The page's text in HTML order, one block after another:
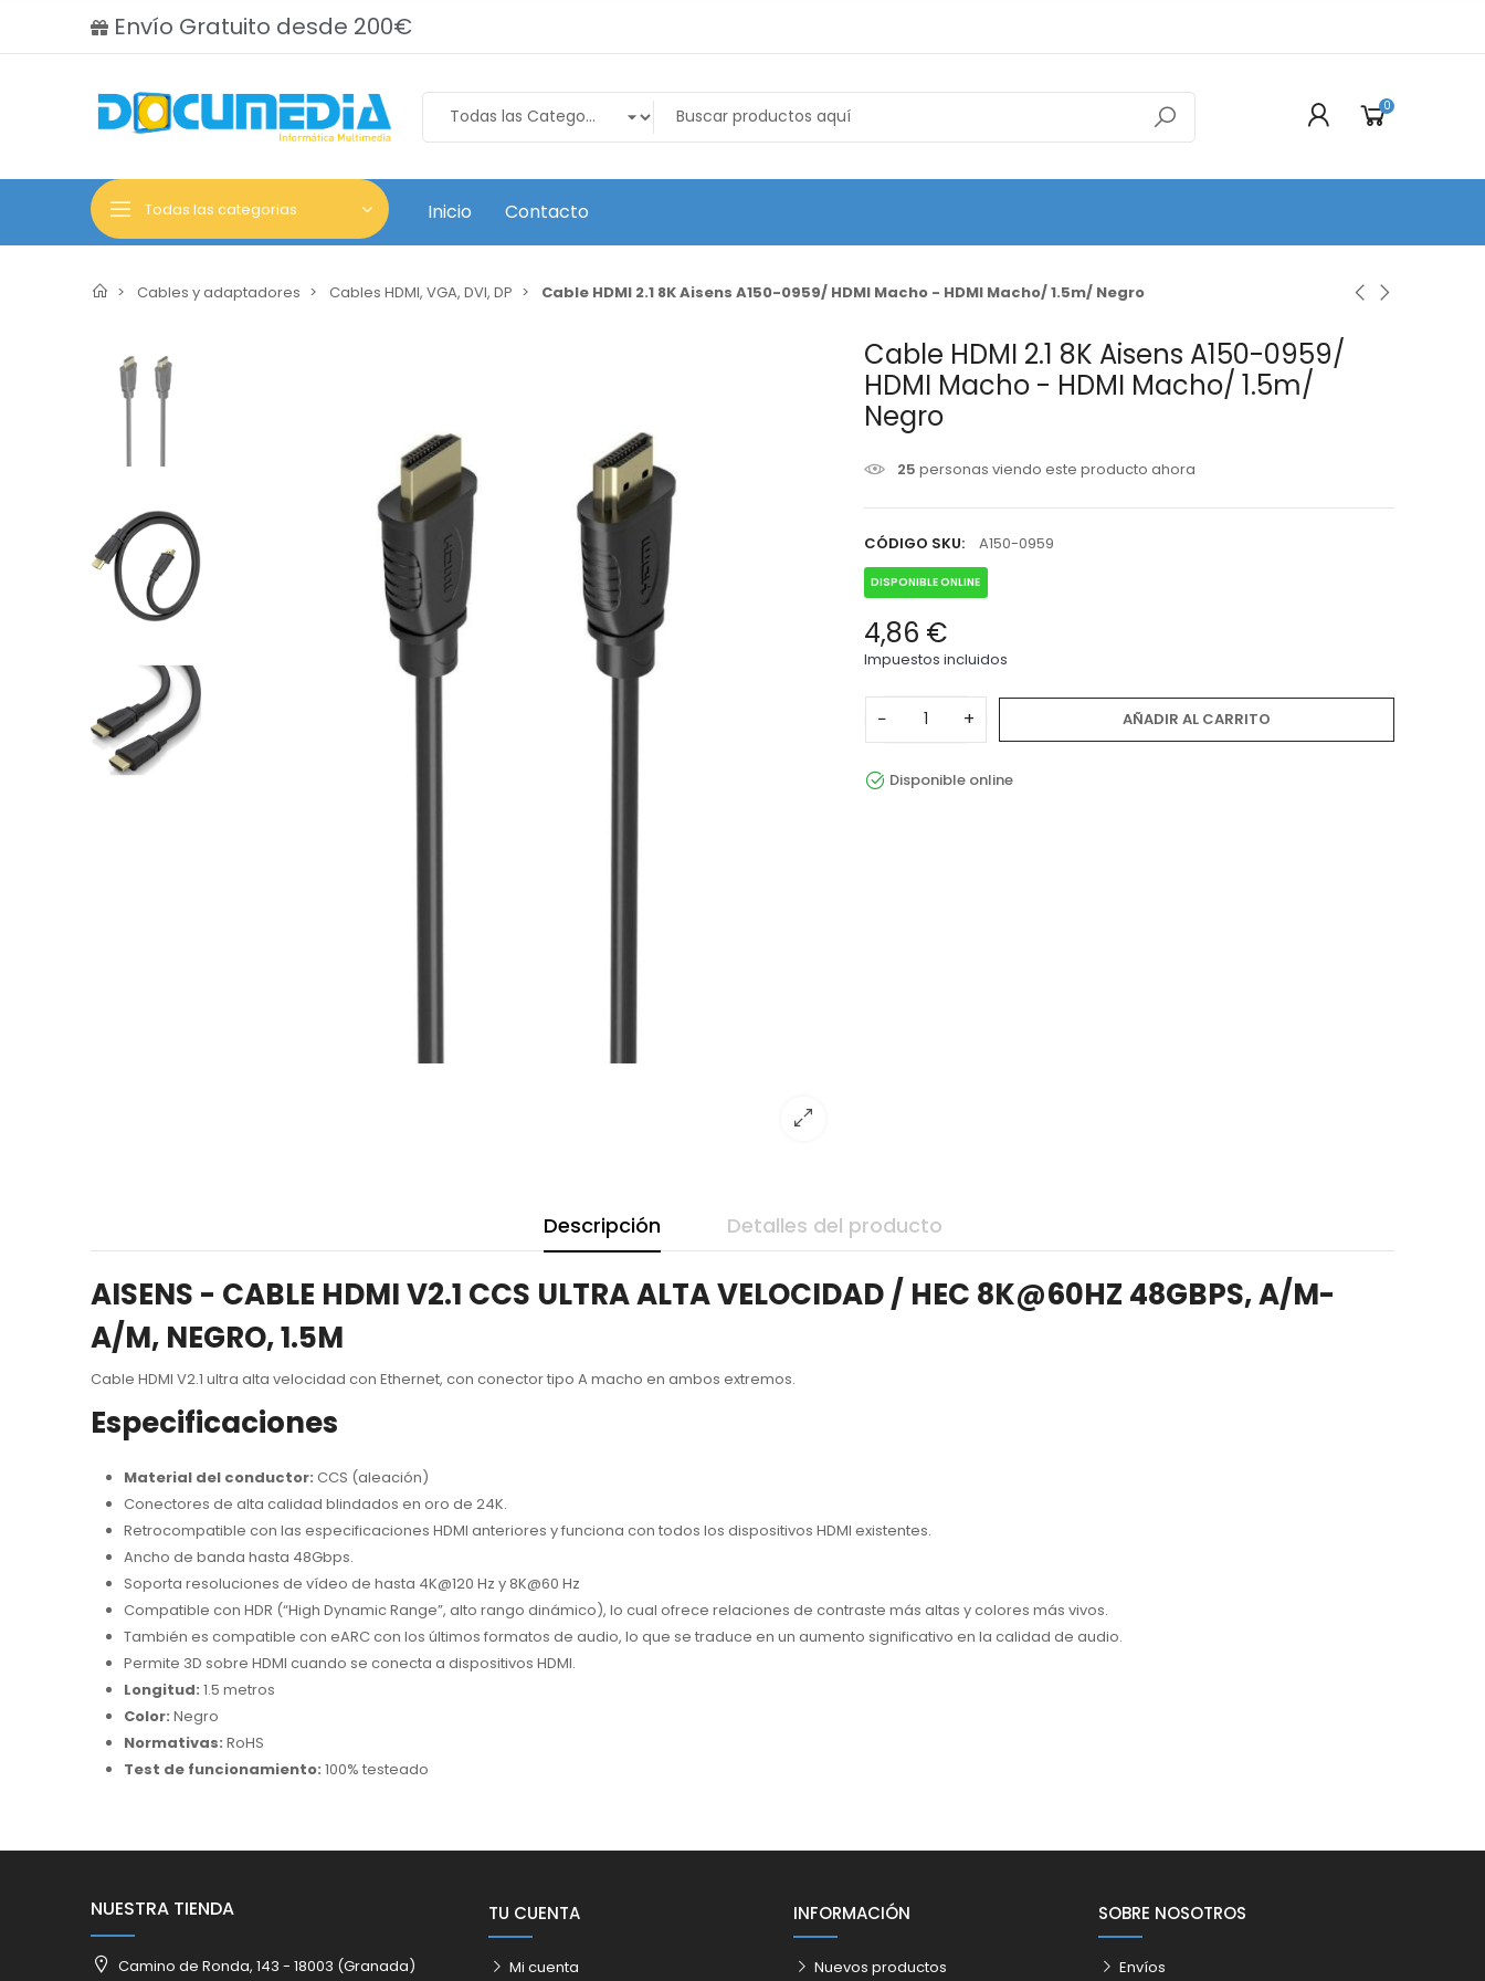
Envío Gratuito desde 200€
0
Todas las categorias Inicio Contacto
Cables y adaptadores Cables HDMI, VGA, DVI, DP Cable HDMI 2.1 8K Aisens A150-0959/ HDMI Macho - HDMI Macho/ 1.5m/ Negro
Cable HDMI 2.1 8K Aisens A150-0959/
HDMI Macho - HDMI Macho/ 1.5m/
Negro
25 personas viendo este producto ahora
CÓDIGO SKU: A150-0959
DISPONIBLE ONLINE
4,86 €
Impuestos incluidos
− + AÑADIR AL CARRITO
Disponible online
Descripción Detalles del producto
AISENS - CABLE HDMI V2.1 CCS ULTRA ALTA VELOCIDAD / HEC 8K@60HZ 48GBPS, A/M-
A/M, NEGRO, 1.5M
Cable HDMI V2.1 ultra alta velocidad con Ethernet, con conector tipo A macho en ambos extremos.
Especificaciones
Material del conductor: CCS (aleación)
Conectores de alta calidad blindados en oro de 24K.
Retrocompatible con las especificaciones HDMI anteriores y funciona con todos los dispositivos HDMI existentes.
Ancho de banda hasta 48Gbps.
Soporta resoluciones de vídeo de hasta 4K@120 Hz y 8K@60 Hz
Compatible con HDR (“High Dynamic Range”, alto rango dinámico), lo cual ofrece relaciones de contraste más altas y colores más vivos.
También es compatible con eARC con los últimos formatos de audio, lo que se traduce en un aumento significativo en la calidad de audio.
Permite 3D sobre HDMI cuando se conecta a dispositivos HDMI.
Longitud: 1.5 metros
Color: Negro
Normativas: RoHS
Test de funcionamiento: 100% testeado
NUESTRA TIENDA
Camino de Ronda, 143 - 18003 (Granada)
TU CUENTA
Mi cuenta
INFORMACIÓN
Nuevos productos
SOBRE NOSOTROS
Envíos